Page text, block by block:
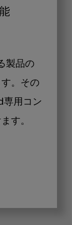
製品の
。その
専用コン
す。